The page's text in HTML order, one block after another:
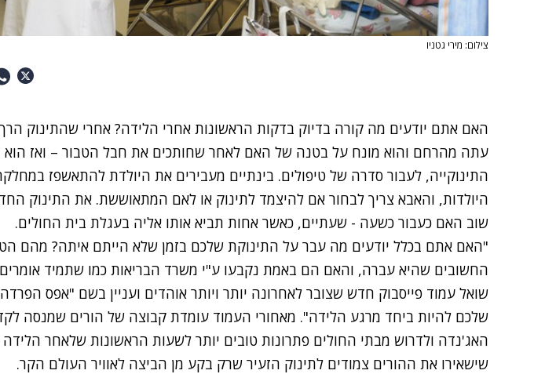
צילום: מירי גטניו
האם אתם יודעים מה קורה בדיוק בדקות הראשונות אחרי הלידה? אחרי שהתינוק
עתה מהרחם והוא מונח על בטנה של האם לאחר שחותכים את חבל הטבור – ואז הוא
התינוקייה, לעבור סדרה של טיפולים. בינתיים מעבירים את היולדת להתאשפז
היולדות, והאבא צריך לבחור אם להיצמד לתינוק או לאם המתאוששת. את התינוק
שוב האם כעבור כשעה - שעתיים, כאשר אחות תביא אותו אליה בעגלת בית החולים.
"האם אתם בכלל יודעים מה עבר על התינוקת שלכם בזמן שלא הייתם איתה? מהם
החשובים שהיא עברה, והאם הם באמת נקבעו ע"י משרד הבריאות כמו שתמיד אומרים
שואל עמוד פייסבוק חדש שצובר לאחרונה יותר ויותר אוהדים ועניין בשם "אפס
שלכם להיות ביחד מרגע הלידה". מאחורי העמוד עומדת קבוצה של הורים שמנסה
האג'נדה ולדרוש מבתי החולים פתרונות טובים יותר לשעות הראשונות שלאחר
שישאירו את ההורים צמודים לתינוק הזעיר שרק בקע מן הביצה לאוויר העולם הקר.